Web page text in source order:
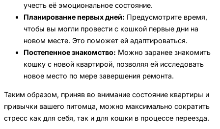
учесть её эмоциональное состояние.
Планирование первых дней: Предусмотрите время,
чтобы вы могли провести с кошкой первые дни на
новом месте. Это поможет ей адаптироваться.
Постепенное знакомство: Можно заранее знакомить
кошку с новой квартирой, позволяя ей исследовать
новое место по мере завершения ремонта.
Таким образом, приняв во внимание состояние квартиры и
привычки вашего питомца, можно максимально сократить
стресс как для себя, так и для кошки в процессе переезда.